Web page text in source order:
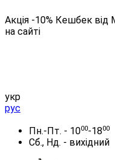
Акція -10% Кешбек від
на сайті
укр
рус
Пн.-Пт. - 1000-1800
Сб., Нд. - вихідний